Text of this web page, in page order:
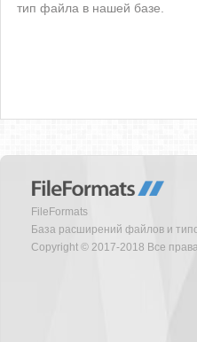
тип файла в нашей базе.
FileFormats
База расширений файлов и
Copyright © 2017-2018 Все